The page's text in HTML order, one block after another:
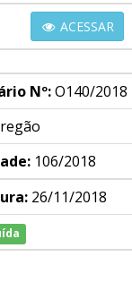
ACESSAR
Nº:O140/2018
106/2018
26/11/2018